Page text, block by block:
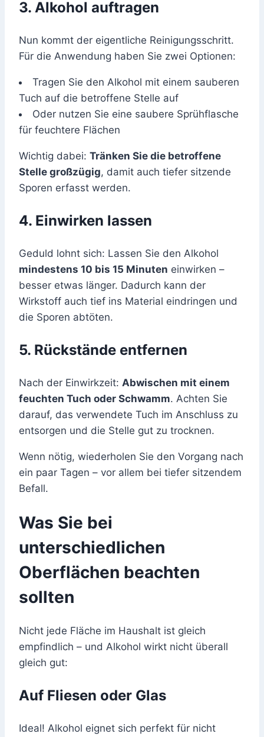
3. Alkohol auftragen
Nun kommt der eigentliche Reinigungsschritt.
Für die Anwendung haben Sie zwei Optionen:
Tragen Sie den Alkohol mit einem sauberen
Tuch auf die betroffene Stelle auf
Oder nutzen Sie eine saubere Sprühflasche
für feuchtere Flächen
Wichtig dabei: Tränken Sie die betroffene
Stelle großzügig, damit auch tiefer sitzende
Sporen erfasst werden.
4. Einwirken lassen
Geduld lohnt sich: Lassen Sie den Alkohol
mindestens 10 bis 15 Minuten einwirken –
besser etwas länger. Dadurch kann der
Wirkstoff auch tief ins Material eindringen und
die Sporen abtöten.
5. Rückstände entfernen
Nach der Einwirkzeit: Abwischen mit einem
feuchten Tuch oder Schwamm. Achten Sie
darauf, das verwendete Tuch im Anschluss zu
entsorgen und die Stelle gut zu trocknen.
Wenn nötig, wiederholen Sie den Vorgang nach
ein paar Tagen – vor allem bei tiefer sitzendem
Befall.
Was Sie bei
unterschiedlichen
Oberflächen beachten
sollten
Nicht jede Fläche im Haushalt ist gleich
empfindlich – und Alkohol wirkt nicht überall
gleich gut:
Auf Fliesen oder Glas
Ideal! Alkohol eignet sich perfekt für nicht